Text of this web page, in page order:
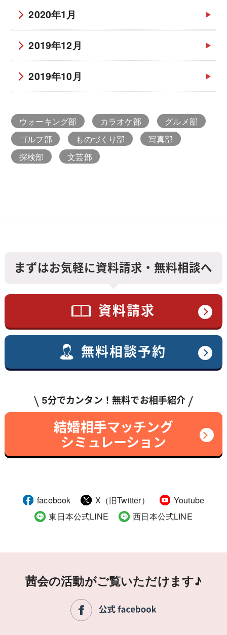
2020年1月
2019年12月
2019年10月
ウォーキング部 カラオケ部
グルメ部
ゴルフ部
ものづくり部
写真部
探検部
文芸部
まずはお気軽に資料請求・無料相談へ
資料請求
無料相談予約
5分でカンタン！無料でお相手紹介
結婚相手マッチング
シミュレーション
facebook X（旧Twitter）
Youtube
東日本公式LINE
西日本公式LINE
茜会の活動がご覧いただけます♪